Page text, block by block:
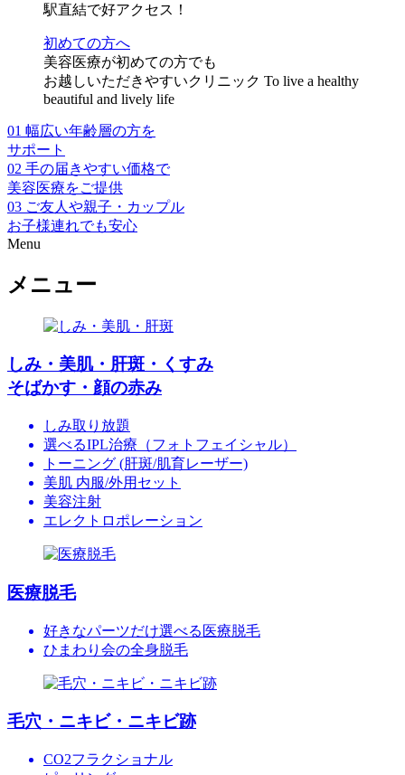
駅直結で好アクセス！
初めての方へ
美容医療が初めての方でも
お越しいただきやすいクリニック To live a healthy
beautiful and lively life
01 幅広い年齢層の方を
サポート
02 手の届きやすい価格で
美容医療をご提供
03 ご友人や親子・カップル
お子様連れでも安心
Menu
メニュー
しみ・美肌・肝斑・くすみ
そばかす・顔の赤み
しみ取り放題
選べるIPL治療（フォトフェイシャル）
トーニング (肝斑/肌育レーザー)
美肌 内服/外用セット
美容注射
エレクトロポレーション
医療脱毛
好きなパーツだけ選べる医療脱毛
ひまわり会の全身脱毛
毛穴・ニキビ・ニキビ跡
CO2フラクショナル